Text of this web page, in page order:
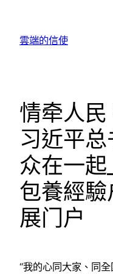
雲端的信使
情牵人
习近平
众在一
包養經
展门户
“我的心同大家、同